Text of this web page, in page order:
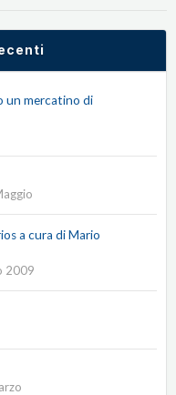
un mercatino di
a cura di Mario
2009